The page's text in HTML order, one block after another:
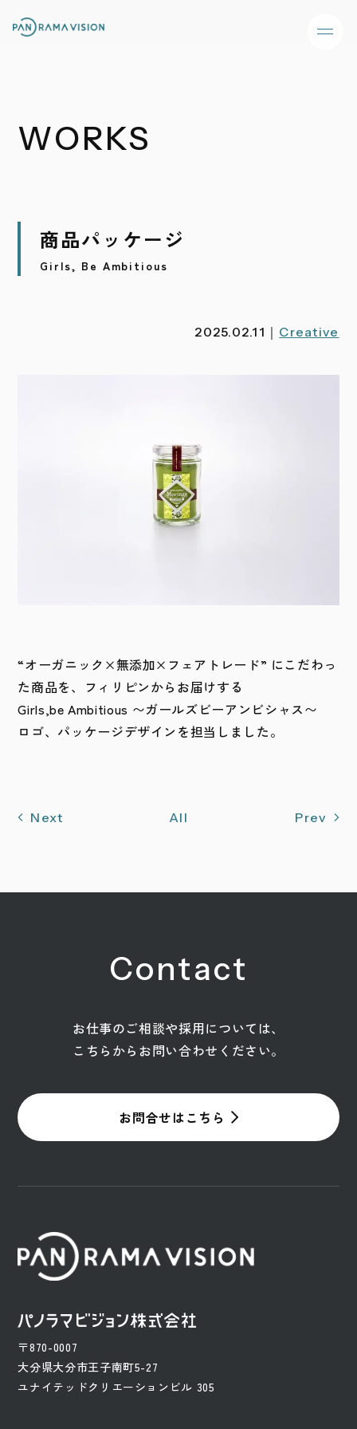
WORKS
商品パッケージ
Girls, Be Ambitious
2025.02.11｜ Creative
“オーガニック×無添加×フェアトレード” にこだわっ
た商品を、フィリピンからお届けする
Girls,be Ambitious 〜ガールズビーアンビシャス〜
ロゴ、パッケージデザインを担当しました。
Next All Prev
Contact
お仕事のご相談や採用については、
こちらからお問い合わせください。
お問合せはこちら
〒870-0007
大分県大分市王子南町5-27
ユナイテッドクリエーションビル 305